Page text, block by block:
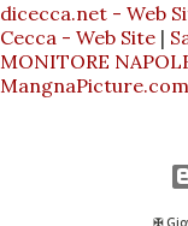
dicecca.net - Web
Cecca - Web Site |
MONITORE